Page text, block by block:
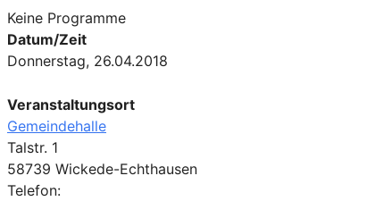
Keine Programme
Datum/Zeit
Donnerstag, 26.04.2018
Veranstaltungsort
Gemeindehalle
Talstr. 1
58739 Wickede-Echthausen
Telefon: